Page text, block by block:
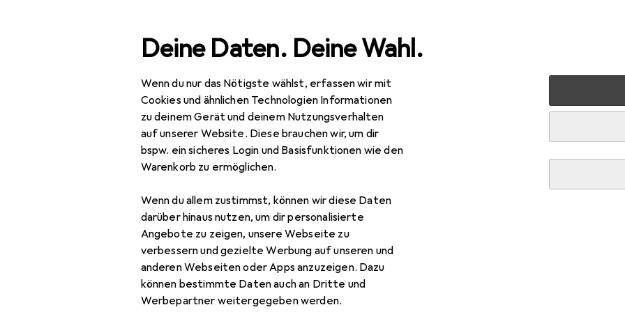
Deine Daten. Deine Wahl.
Wenn du nur das Nötigste wählst, erfassen wir mit
Cookies und ähnlichen Technologien Informationen
zu deinem Gerät und deinem Nutzungsverhalten
auf unserer Website. Diese brauchen wir, um dir
bspw. ein sicheres Login und Basisfunktionen wie den
Warenkorb zu ermöglichen.
Wenn du allem zustimmst, können wir diese Daten
darüber hinaus nutzen, um dir personalisierte
Angebote zu zeigen, unsere Webseite zu
verbessern und gezielte Werbung auf unseren und
anderen Webseiten oder Apps anzuzeigen. Dazu
können bestimmte Daten auch an Dritte und
Werbepartner weitergegeben werden.
Navigation nach Kategorien Gesamtsortiment IT + Multimedia Wearables Cover-